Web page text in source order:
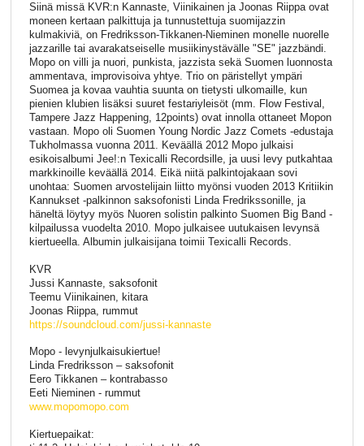
Siinä missä KVR:n Kannaste, Viinikainen ja Joonas Riippa ovat
moneen kertaan palkittuja ja tunnustettuja suomijazzin
kulmakiviä, on Fredriksson-Tikkanen-Nieminen monelle nuorelle
jazzarille tai avarakatseiselle musiikinystävälle "SE" jazzbändi.
Mopo on villi ja nuori, punkista, jazzista sekä Suomen luonnosta
ammentava, improvisoiva yhtye. Trio on päristellyt ympäri
Suomea ja kovaa vauhtia suunta on tietysti ulkomaille, kun
pienien klubien lisäksi suuret festariyleisöt (mm. Flow Festival,
Tampere Jazz Happening, 12points) ovat innolla ottaneet Mopon
vastaan. Mopo oli Suomen Young Nordic Jazz Comets -edustaja
Tukholmassa vuonna 2011. Keväällä 2012 Mopo julkaisi
esikoisalbumi Jee!:n Texicalli Recordsille, ja uusi levy putkahtaa
markkinoille keväällä 2014. Eikä niitä palkintojakaan sovi
unohtaa: Suomen arvostelijain liitto myönsi vuoden 2013 Kritiikin
Kannukset -palkinnon saksofonisti Linda Fredrikssonille, ja
häneltä löytyy myös Nuoren solistin palkinto Suomen Big Band -
kilpailussa vuodelta 2010. Mopo julkaisee uutukaisen levynsä
kiertueella. Albumin julkaisijana toimii Texicalli Records.
KVR
Jussi Kannaste, saksofonit
Teemu Viinikainen, kitara
Joonas Riippa, rummut
https://soundcloud.com/jussi-kannaste
Mopo - levynjulkaisukiertue!
Linda Fredriksson – saksofonit
Eero Tikkanen – kontrabasso
Eeti Nieminen - rummut
www.mopomopo.com
Kiertuepaikat: